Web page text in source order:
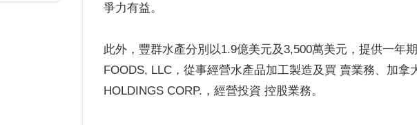
爭力有益。
此外，豐群水產分別以1.9億美元及3,500萬美元，提供一年
FOODS, LLC，從事經營水產品加工製造及買 賣業務、加拿
HOLDINGS CORP.，經營投資 控股業務。